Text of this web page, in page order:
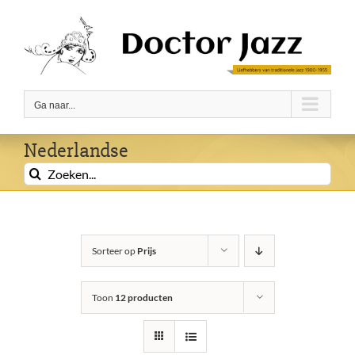
inhoud
Ga naar...
Nederlandse
Zoeken
naar:
Sorteer op Prijs
Toon 12 producten